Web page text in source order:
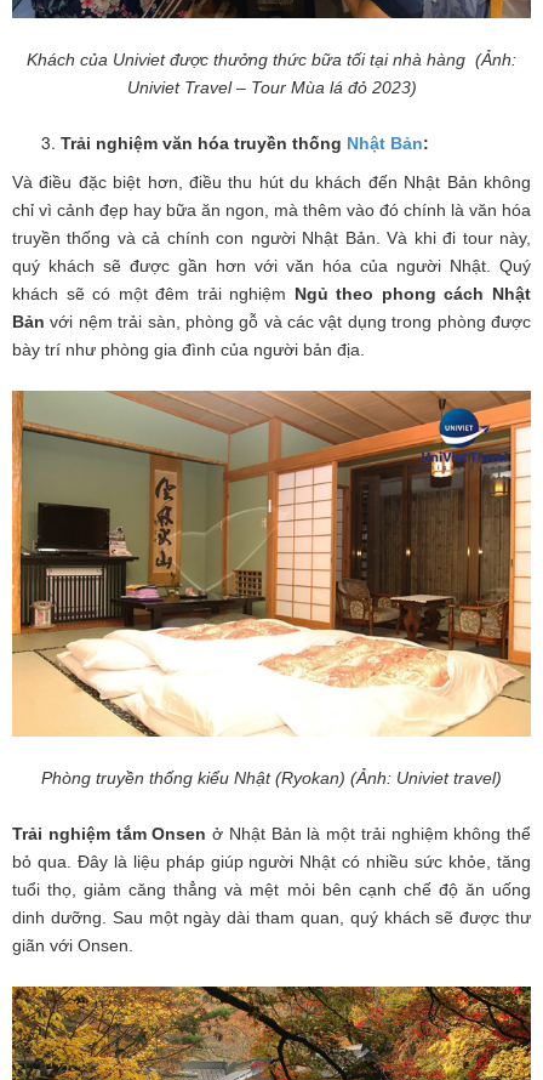
Khách của Univiet được thưởng thức bữa tối tại nhà hàng (Ảnh:
Univiet Travel – Tour Mùa lá đỏ 2023)
Trải nghiệm văn hóa truyền thống Nhật Bản:
Và điều đặc biệt hơn, điều thu hút du khách đến Nhật Bản không
chỉ vì cảnh đẹp hay bữa ăn ngon, mà thêm vào đó chính là văn hóa
truyền thống và cả chính con người Nhật Bản. Và khi đi tour này,
quý khách sẽ được gần hơn với văn hóa của người Nhật. Quý
khách sẽ có một đêm trải nghiệm Ngủ theo phong cách Nhật
Bản với nệm trải sàn, phòng gỗ và các vật dụng trong phòng được
bày trí như phòng gia đình của người bản địa.
Phòng truyền thống kiểu Nhật (Ryokan) (Ảnh: Univiet travel)
Trải nghiệm tắm Onsen ở Nhật Bản là một trải nghiệm không thể
bỏ qua. Đây là liệu pháp giúp người Nhật có nhiều sức khỏe, tăng
tuổi thọ, giảm căng thẳng và mệt mỏi bên cạnh chế độ ăn uống
dinh dưỡng. Sau một ngày dài tham quan, quý khách sẽ được thư
giãn với Onsen.